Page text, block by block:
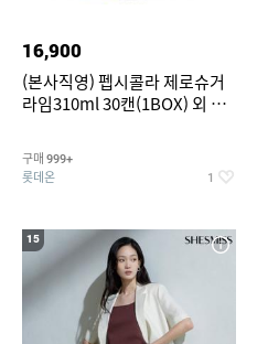
16,900
(본사직영) 펩시콜라 제로슈거
라임310ml 30캔(1BOX) 외 롯
구매 999+
롯데온 1
15